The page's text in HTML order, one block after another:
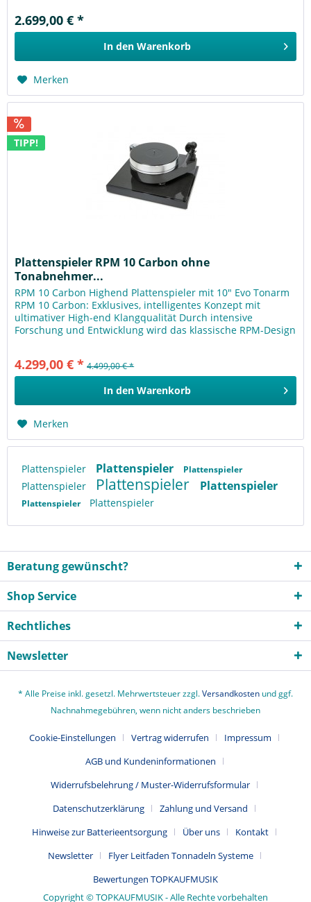
2.699,00 € *
In den Warenkorb
Merken
TIPP!
Plattenspieler RPM 10 Carbon ohne
Tonabnehmer...
RPM 10 Carbon Highend Plattenspieler mit 10" Evo Tonarm
RPM 10 Carbon: Exklusives, intelligentes Konzept mit
ultimativer High-end Klangqualität Durch intensive
Forschung und Entwicklung wird das klassische RPM-Design
4.299,00 € * 4.499,00 € *
In den Warenkorb
Merken
Plattenspieler Plattenspieler Plattenspieler
Plattenspieler Plattenspieler Plattenspieler
Plattenspieler Plattenspieler
Beratung gewünscht?
Shop Service
Rechtliches
Newsletter
* Alle Preise inkl. gesetzl. Mehrwertsteuer zzgl.Versandkosten und ggf.
Nachnahmegebühren, wenn nicht anders beschrieben
Cookie-Einstellungen Vertrag widerrufen
Impressum
AGB und Kundeninformationen
Widerrufsbelehrung / Muster-Widerrufsformular
Datenschutzerklärung
Zahlung und Versand
Hinweise zur Batterieentsorgung
Über uns
Kontakt
Newsletter
Flyer Leitfaden Tonnadeln Systeme
Bewertungen TOPKAUFMUSIK
Copyright © TOPKAUFMUSIK - Alle Rechte vorbehalten